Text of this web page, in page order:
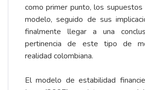
como primer punto, los
modelo, seguido de sus
finalmente llegar a una
pertinencia de este tipo de
realidad colombiana.
El modelo de estabilidad